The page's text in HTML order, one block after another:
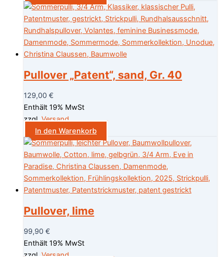
Pullover „Patent“, sand, Gr. 40
129,00 €
Enthält 19% MwSt
zzgl. Versand
In den Warenkorb
Pullover, lime
99,90 €
Enthält 19% MwSt